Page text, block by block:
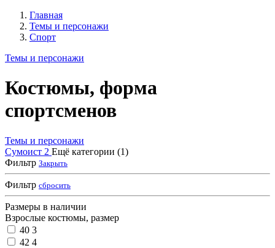
Главная
Темы и персонажи
Спорт
Темы и персонажи
Костюмы, форма
спортсменов
Темы и персонажи
Сумоист 2 Ещё категории (1)
Фильтр Закрыть
Фильтр сбросить
Размеры в наличии
Взрослые костюмы, размер
40 3
42 4